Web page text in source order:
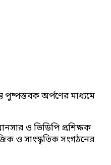
পুষ্পস্তবক অর্পণের মাধ্যমে
ও ভিডিপি প্রশিক্ষক
ও সাংস্কৃতিক সংগঠনের